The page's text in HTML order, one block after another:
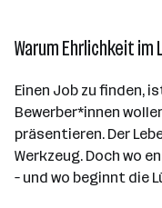
Warum Ehrlichkeit
Einen Job zu finden,
Bewerber*innen
präsentieren. Der
Werkzeug. Doch wo
– und wo beginnt die